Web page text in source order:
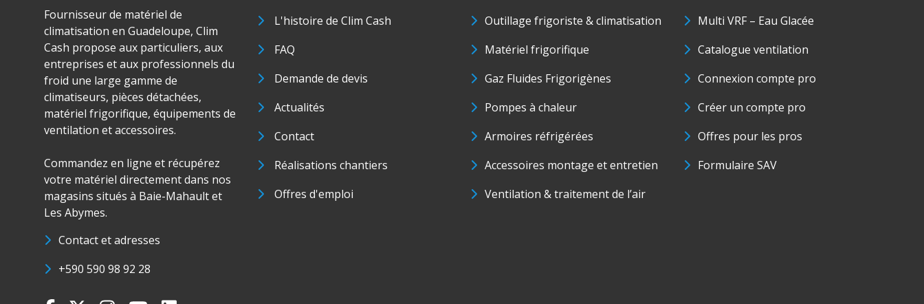
Fournisseur de matériel de
climatisation en Guadeloupe, Clim
Cash propose aux particuliers, aux
entreprises et aux professionnels du
froid une large gamme de
climatiseurs, pièces détachées,
matériel frigorifique, équipements de
ventilation et accessoires.
Commandez en ligne et récupérez
votre matériel directement dans nos
magasins situés à Baie-Mahault et
Les Abymes.
Contact et adresses
+590 590 98 92 28
L'histoire de Clim Cash
FAQ
Demande de devis
Actualités
Contact
Réalisations chantiers
Offres d'emploi
Outillage frigoriste & climatisation
Matériel frigorifique
Gaz Fluides Frigorigènes
Pompes à chaleur
Armoires réfrigérées
Accessoires montage et entretien
Ventilation & traitement de l’air
Multi VRF – Eau Glacée
Catalogue ventilation
Connexion compte pro
Créer un compte pro
Offres pour les pros
Formulaire SAV